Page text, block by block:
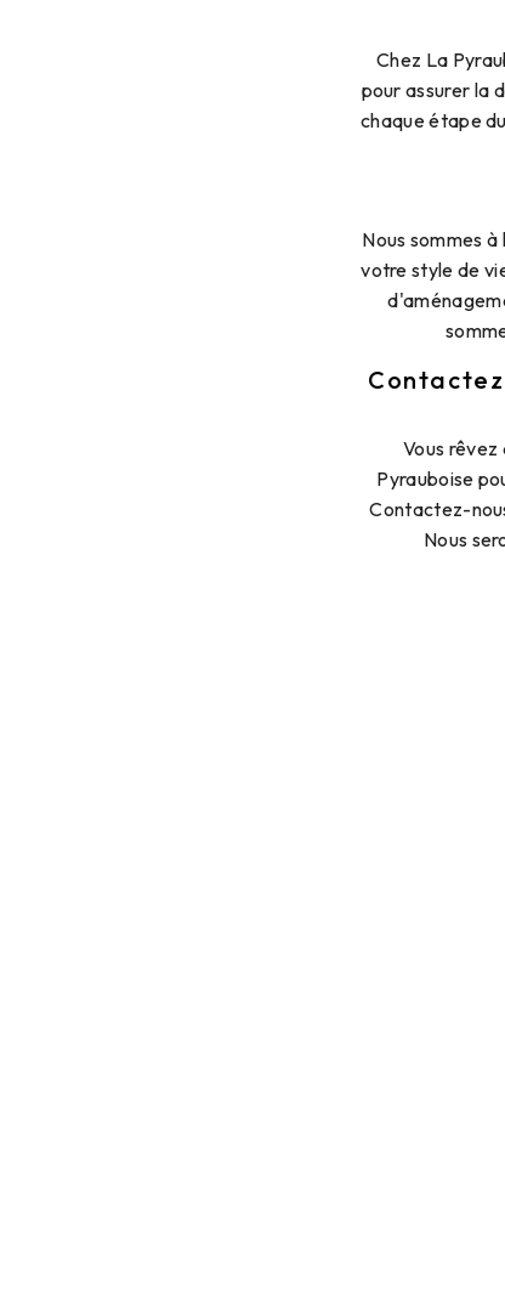
Chez La
pour assurer la
chaque étape
Nous sommes
votre style de
Vous
Pyrauboise
Contactez-
Nous